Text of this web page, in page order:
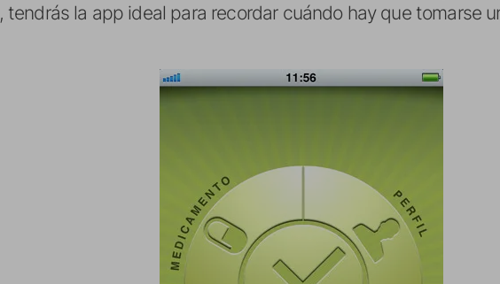
, tendrás la app ideal para recordar cuándo hay que tomarse